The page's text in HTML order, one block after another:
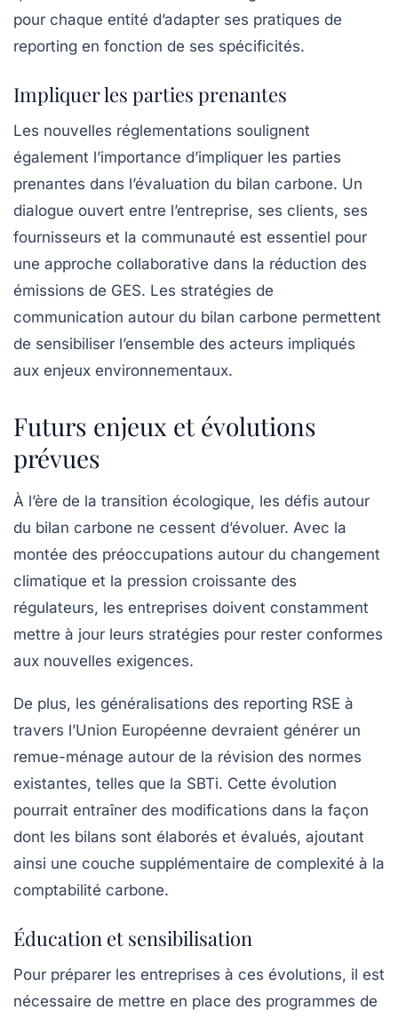
pour chaque entité d’adapter ses pratiques de
reporting en fonction de ses spécificités.
Impliquer les parties prenantes
Les nouvelles réglementations soulignent
également l’importance d’impliquer les parties
prenantes dans l’évaluation du bilan carbone. Un
dialogue ouvert entre l’entreprise, ses clients, ses
fournisseurs et la communauté est essentiel pour
une approche collaborative dans la réduction des
émissions de GES. Les stratégies de
communication autour du bilan carbone permettent
de sensibiliser l’ensemble des acteurs impliqués
aux enjeux environnementaux.
Futurs enjeux et évolutions
prévues
À l’ère de la transition écologique, les défis autour
du bilan carbone ne cessent d’évoluer. Avec la
montée des préoccupations autour du changement
climatique et la pression croissante des
régulateurs, les entreprises doivent constamment
mettre à jour leurs stratégies pour rester conformes
aux nouvelles exigences.
De plus, les généralisations des reporting RSE à
travers l’Union Européenne devraient générer un
remue-ménage autour de la révision des normes
existantes, telles que la SBTi. Cette évolution
pourrait entraîner des modifications dans la façon
dont les bilans sont élaborés et évalués, ajoutant
ainsi une couche supplémentaire de complexité à la
comptabilité carbone.
Éducation et sensibilisation
Pour préparer les entreprises à ces évolutions, il est
nécessaire de mettre en place des programmes de